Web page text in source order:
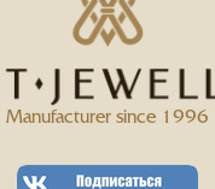
Manufacturer since 1996